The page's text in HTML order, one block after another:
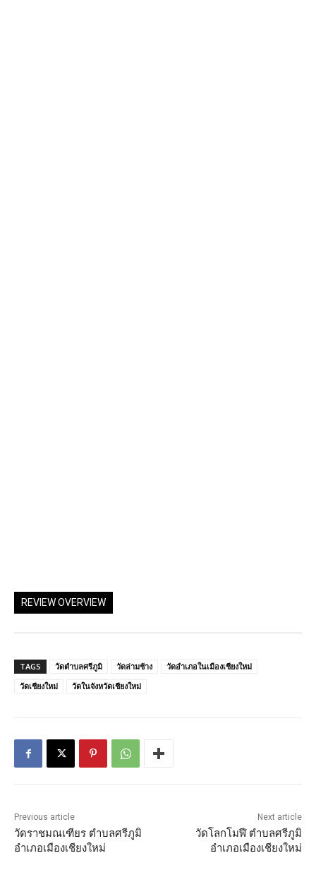
REVIEW OVERVIEW
TAGS วัดตำบลศรีภูมิ วัดล่ามช้าง
วัดอำเภอในเมืองเชียงใหม่
วัดเชียงใหม่
วัดในจังหวัดเชียงใหม่
Previous article
วัดราชมณเฑียร ตำบลศรีภูมิ
อำเภอเมืองเชียงใหม่
Next article
วัดโลกโมฬี ตำบลศรีภูมิ
อำเภอเมืองเชียงใหม่